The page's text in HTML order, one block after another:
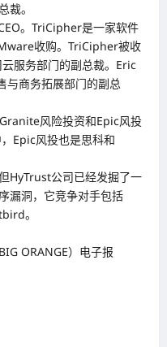
裁。
。TriCipher是一家软件
收购。TriCipher被收
服务部门的副总裁。Eric
商务拓展部门的副总
风险投资和Epic风投
Epic风投也是思科和
HyTrust公司已经发掘了一
漏洞，它竞争对手包括
。
ORANGE）电子报